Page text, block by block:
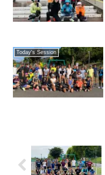
Today's Session